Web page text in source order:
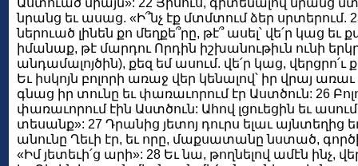
Աստուած միայն»: 22 Յիսուս, գիտենալով
նրանց եւ ասաց. «Ի՞նչ էք մտմտում ձեր սրտերում.
ներուած լինեն քո մեղքե՞րը, թէ՞ ասել՝ վե՛ր կաց եւ
իմանաք, թէ մարդու Որդին իշխանութիւն ունի
անդամալոյծին), քեզ եմ ասում. վե՛ր կաց, վերցրո՛ւ
Եւ իսկոյն բոլորի առաջ վեր կենալով՝ իր վրայ
գնաց իր տունը եւ փառաւորում էր Աստծուն: 26
փառաւորում էին Աստծուն: Ահով լցուեցին եւ
տեսանք»: 27 Դրանից յետոյ դուրս ելաւ այնտեղից
անունը Ղեւի էր, եւ որը, մաքսատանը նստած,
«Իմ յետեւի՛ց արի»: 28 Եւ նա, թողնելով ամէն ինչ,